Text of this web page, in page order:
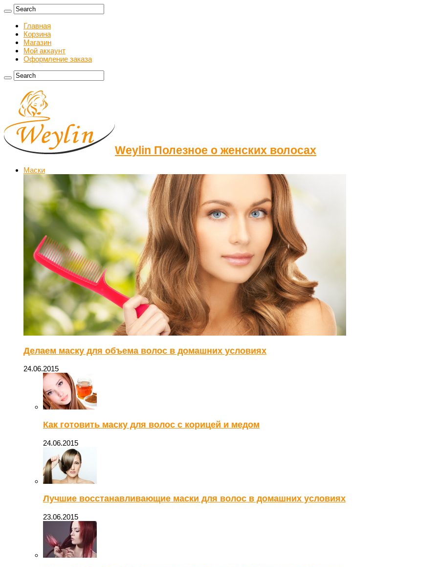
Главная
Корзина
Магазин
Мой аккаунт
Оформление заказа
Weylin Полезное о женских волосах
Маски
Делаем маску для объема волос в домашних условиях
24.06.2015
Как готовить маску для волос с корицей и медом
24.06.2015
Лучшие восстанавливающие маски для волос в домашних условиях
23.06.2015